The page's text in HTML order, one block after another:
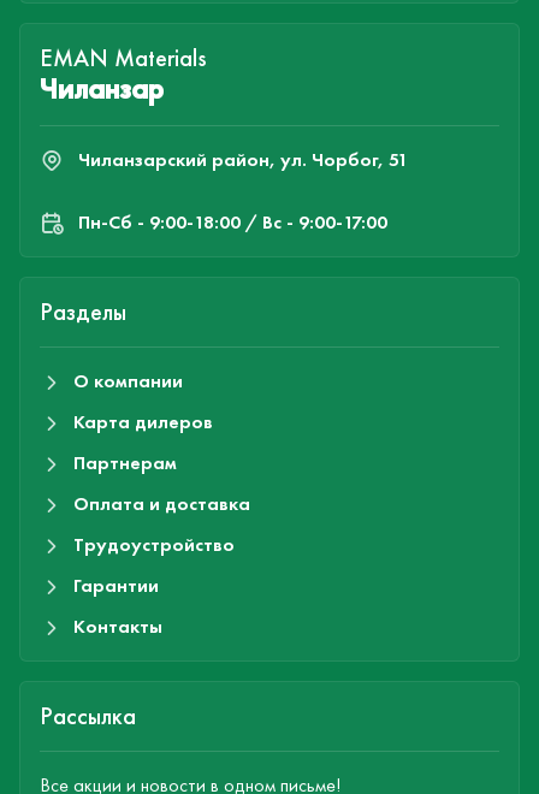
EMAN Materials
Чиланзар
Чиланзарский район, ул. Чорбог, 51
Пн-Cб - 9:00-18:00 / Вс - 9:00-17:00
Разделы
О компании
Карта дилеров
Партнерам
Оплата и доставка
Трудоустройство
Гарантии
Контакты
Рассылка
Все акции и новости в одном письме!